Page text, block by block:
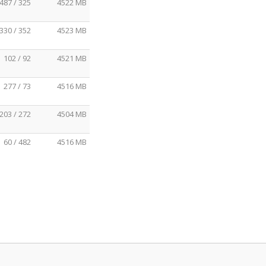
487 / 325 4522 MB
330 / 352 4523 MB
102 / 92 4521 MB
277 / 73 4516 MB
203 / 272 4504 MB
60 / 482 4516 MB